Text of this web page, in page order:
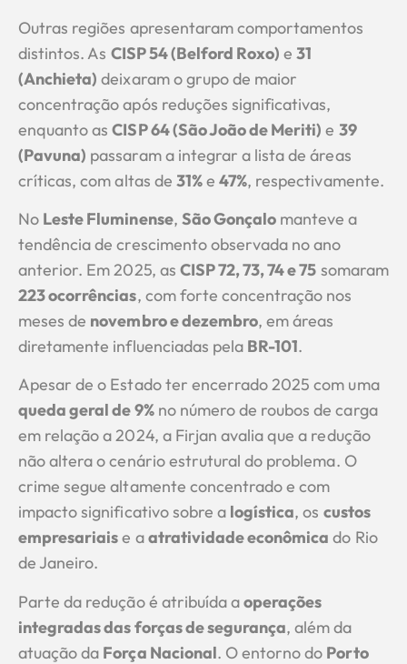
Outras regiões apresentaram comportamentos
distintos. As CISP 54 (Belford Roxo) e31
(Anchieta) deixaram o grupo de maior
concentração após reduções significativas,
enquanto asCISP 64 (São João de Meriti) e 39
(Pavuna) passaram a integrar a lista de áreas
críticas, com altas de 31%e47%, respectivamente.
No Leste Fluminense, São Gonçalo manteve a
tendência de crescimento observada no ano
anterior. Em 2025, as CISP 72, 73, 74 e 75 somaram
223 ocorrências, com forte concentração nos
meses de novembro e dezembro, em áreas
diretamente influenciadas pela BR-101.
Apesar de o Estado ter encerrado 2025 com uma
queda geral de 9%no número de roubos de carga
em relação a 2024, a Firjan avalia que a redução
não altera o cenário estrutural do problema. O
crime segue altamente concentrado e com
impacto significativo sobre a logística, os custos
empresariaise aatratividade econômica do Rio
de Janeiro.
Parte da redução é atribuída aoperações
integradas das forças de segurança, além da
atuação da Força Nacional. O entorno do Porto